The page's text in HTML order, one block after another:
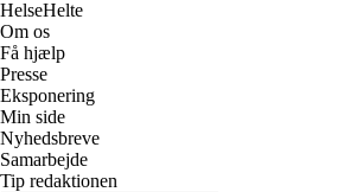
HelseHelte
Om os
Få hjælp
Presse
Eksponering
Min side
Nyhedsbreve
Samarbejde
Tip redaktionen